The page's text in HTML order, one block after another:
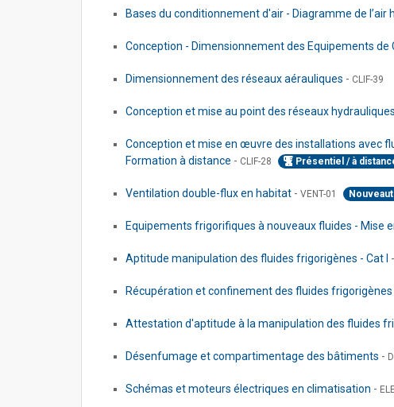
Bases du conditionnement d'air - Diagramme de l’air
Conception - Dimensionnement des Equipements de
Dimensionnement des réseaux aérauliques - CLIF-39
Conception et mise au point des réseaux
Conception et mise en œuvre des installations avec
Formation à distance - CLIF-28 Présentiel / à
Ventilation double-flux en habitat - VENT-01
Equipements frigorifiques à nouveaux fluides - Mise
Aptitude manipulation des fluides frigorigènes - Cat I -
Récupération et confinement des fluides frigorigènes
Attestation d'aptitude à la manipulation des fluides
Désenfumage et compartimentage des bâtiments -
Schémas et moteurs électriques en climatisation -